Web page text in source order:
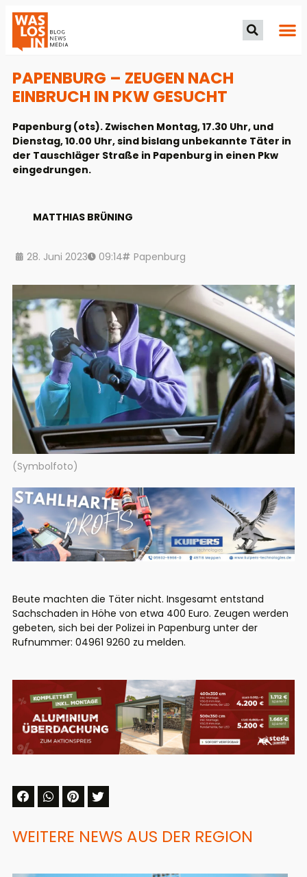
PAPENBURG – ZEUGEN NACH
EINBRUCH IN PKW GESUCHT
Papenburg (ots). Zwischen Montag, 17.30 Uhr, und
Dienstag, 10.00 Uhr, sind bislang unbekannte Täter in
der Tauschläger Straße in Papenburg in einen Pkw
eingedrungen.
MATTHIAS BRÜNING
28. Juni 2023 09:14 Papenburg
(Symbolfoto)
Beute machten die Täter nicht. Insgesamt entstand
Sachschaden in Höhe von etwa 400 Euro. Zeugen werden
gebeten, sich bei der Polizei in Papenburg unter der
Rufnummer: 04961 9260 zu melden.
WEITERE NEWS AUS DER REGION